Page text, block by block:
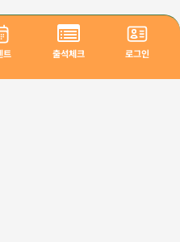
트 출석체크 로그인